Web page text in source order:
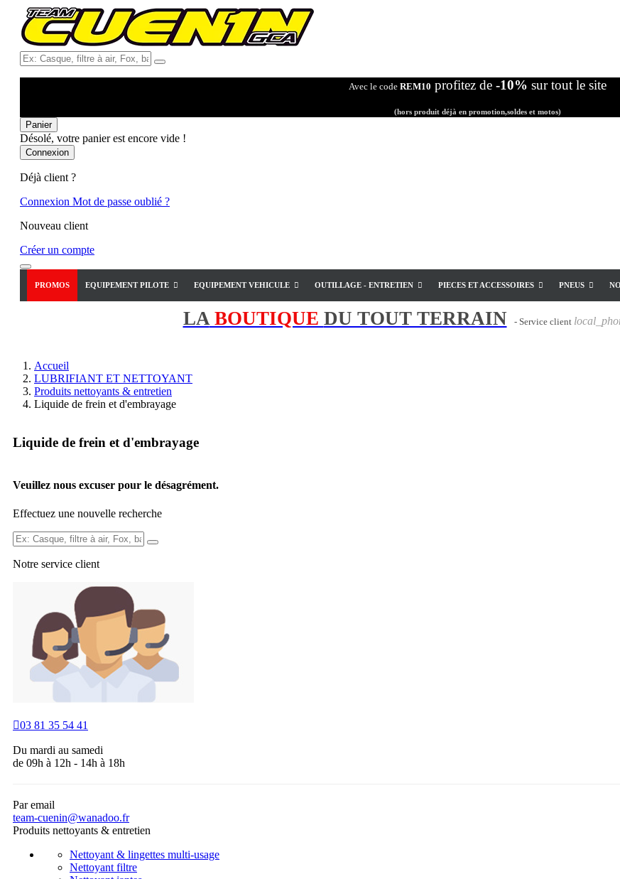
Ex:
Casque,
Fox,
...
Avec le code REM10 profitez de -10% sur tout le site
(hors produit déjà en promotion,soldes et motos)
Panier
Désolé, votre panier est encore vide !
Connexion
Déjà client ?
Connexion Mot de passe oublié ?
Nouveau client
Créer un compte
PROMOS EQUIPEMENT PILOTE EQUIPEMENT VEHICULE OUTILLAGE - ENTRETIEN PIECES ET ACCESSOIRES PNEUS
LABOUTIQUE DU TOUT TERRAIN - Service client
Accueil
LUBRIFIANT ET NETTOYANT
Produits nettoyants & entretien
Liquide de frein et d'embrayage
Liquide de frein et d'embrayage
Veuillez nous excuser pour le désagrément.
Effectuez une nouvelle recherche
Ex:
batterie
Notre service client
03 81 35 54 41
Du mardi au samedi
de 09h à 12h - 14h à 18h
Par email
team-cuenin@wanadoo.fr
Produits nettoyants & entretien
Nettoyant & lingettes multi-usage
Nettoyant filtre